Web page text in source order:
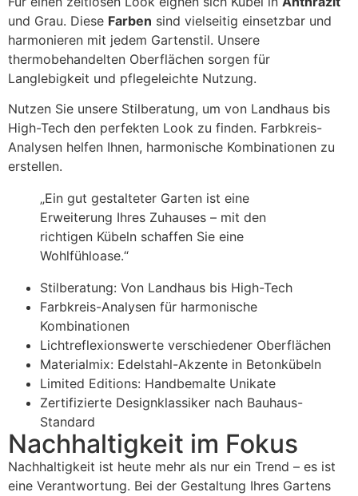
und Grau. Diese Farben sind vielseitig einsetzbar und
harmonieren mit jedem Gartenstil. Unsere
thermobehandelten Oberflächen sorgen für
Langlebigkeit und pflegeleichte Nutzung.
Nutzen Sie unsere Stilberatung, um von Landhaus bis
High-Tech den perfekten Look zu finden. Farbkreis-
Analysen helfen Ihnen, harmonische Kombinationen zu
erstellen.
„Ein gut gestalteter Garten ist eine
Erweiterung Ihres Zuhauses – mit den
richtigen Kübeln schaffen Sie eine
Wohlfühloase.“
Stilberatung: Von Landhaus bis High-Tech
Farbkreis-Analysen für harmonische
Kombinationen
Lichtreflexionswerte verschiedener Oberflächen
Materialmix: Edelstahl-Akzente in Betonkübeln
Limited Editions: Handbemalte Unikate
Zertifizierte Designklassiker nach Bauhaus-
Standard
Nachhaltigkeit im Fokus
Nachhaltigkeit ist heute mehr als nur ein Trend – es ist
eine Verantwortung. Bei der Gestaltung Ihres Gartens